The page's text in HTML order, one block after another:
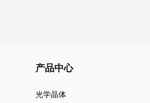
产品中心
光学晶体